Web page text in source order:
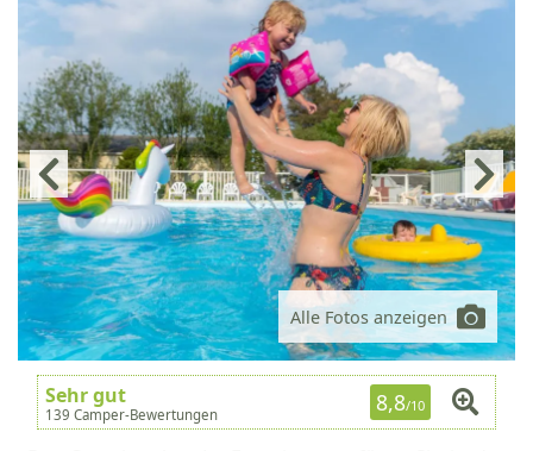
Alle Fotos anzeigen
Sehr gut
139 Camper-Bewertungen 8,8/10